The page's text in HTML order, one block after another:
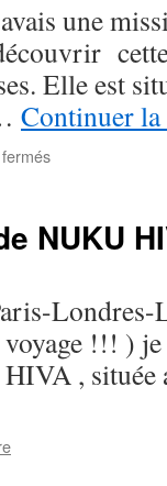
une
Elle est
Continuer
NUKU
Londres-
!!! )
, située